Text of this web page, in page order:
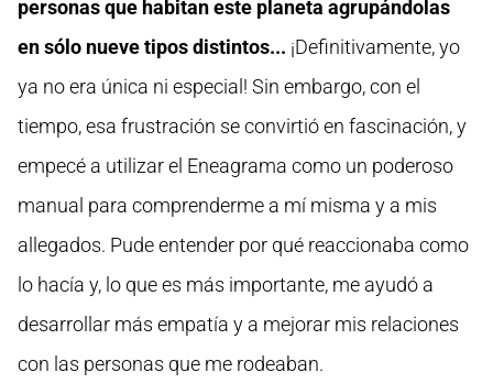
personas que habitan este planeta agrupándolas
en sólo nueve tipos distintos... ¡Definitivamente, yo
ya no era única ni especial! Sin embargo, con el
tiempo, esa frustración se convirtió en fascinación, y
empecé a utilizar el Eneagrama como un poderoso
manual para comprenderme a mí misma y a mis
allegados. Pude entender por qué reaccionaba como
lo hacía y, lo que es más importante, me ayudó a
desarrollar más empatía y a mejorar mis relaciones
con las personas que me rodeaban.